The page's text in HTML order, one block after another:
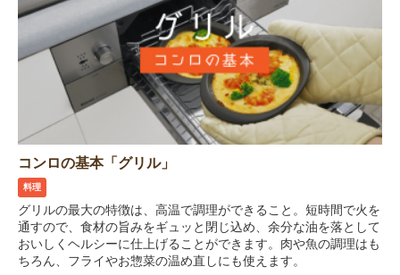
コンロの基本「グリル」
料理
グリルの最大の特徴は、高温で調理ができること。短時間で火を
通すので、食材の旨みをギュッと閉じ込め、余分な油を落として
おいしくヘルシーに仕上げることができます。肉や魚の調理はも
ちろん、フライやお惣菜の温め直しにも使えます。